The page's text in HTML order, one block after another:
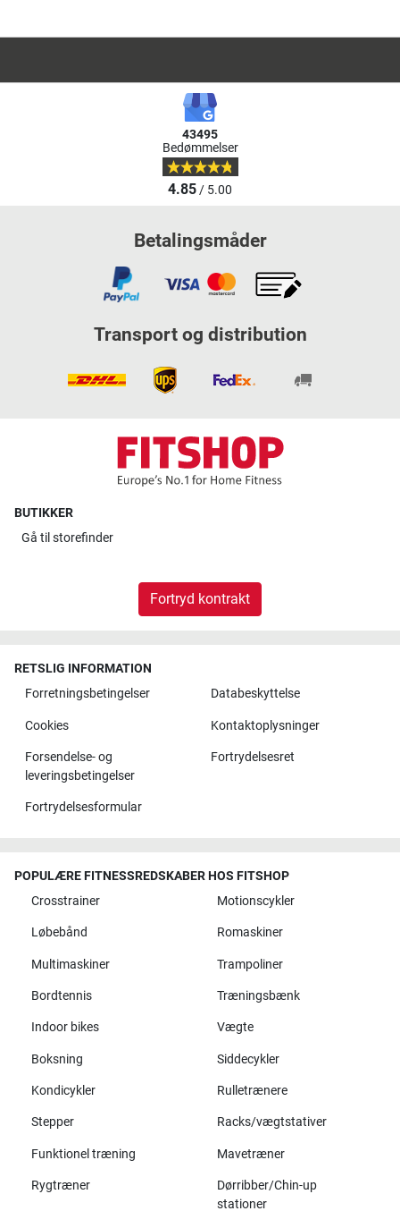
43495
Bedømmelser
4.85/ 5.00
Betalingsmåder
Transport og distribution
BUTIKKER
Gå til storefinder
Fortryd kontrakt
RETSLIG INFORMATION
Forretningsbetingelser
Databeskyttelse
Cookies Kontaktoplysninger
Forsendelse- og
leveringsbetingelser
Fortrydelsesret
Fortrydelsesformular
POPULÆRE FITNESSREDSKABER HOS FITSHOP
Crosstrainer
Motionscykler
Løbebånd Romaskiner
Multimaskiner Trampoliner
Bordtennis Træningsbænk
Indoor bikes Vægte
Boksning Siddecykler
Kondicykler Rulletrænere
Stepper Racks/vægtstativer
Funktionel træning Mavetræner
Rygtræner
Dørribber/Chin-up
stationer